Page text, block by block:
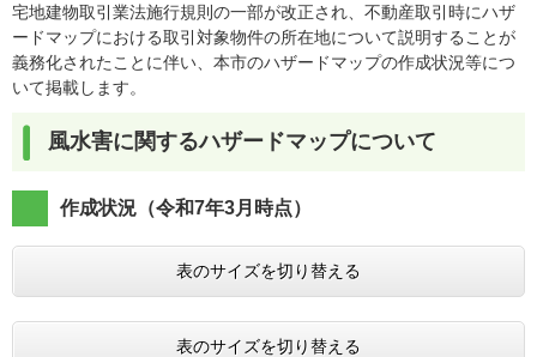
宅地建物取引業法施行規則の一部が改正され、不動産取引時にハザ
ードマップにおける取引対象物件の所在地について説明することが
義務化されたことに伴い、本市のハザードマップの作成状況等につ
いて掲載します。
風水害に関するハザードマップについて
作成状況（令和7年3月時点）
表のサイズを切り替える
表のサイズを切り替える